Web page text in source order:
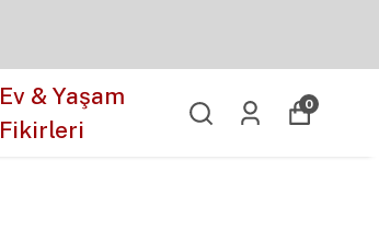
Ev & Yaşam
Fikirleri
0